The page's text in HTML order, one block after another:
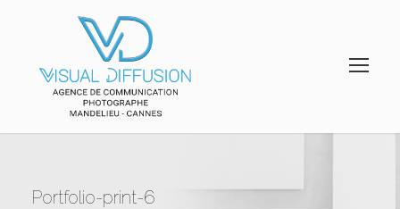
Portfolio-print-6